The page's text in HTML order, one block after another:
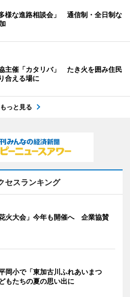
様な進路相談会」 通信制・全日制な
加
主催「カタリバ」 たき火を囲み住民
合える場に
もっと見る
セスランキング
花火大会」今年も開催へ 企業協賛
岡小で「東加古川ふれあいまつ
もたちの夏の思い出に